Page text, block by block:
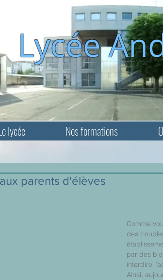
Lycée
lycée Nos formations
parents d'élèves
Comme
des
par des
interdire
Ainsi,